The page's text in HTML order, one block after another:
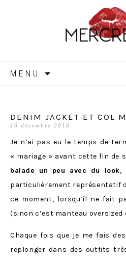
MENU
DENIM JACKET ET COL
16 décembre 2016
Je n’ai pas eu le temps de
« mariage » avant cette fin de
balade un peu avec du look,
particulièrement représentatif
ce moment, lorsqu’il ne fait
(sinon c’est manteau oversized
Chaque fois que je me fais
replonger dans des outfits